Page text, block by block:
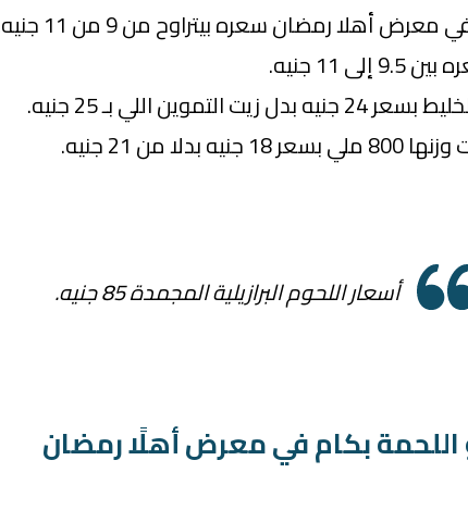
معرض أهلا رمضان سعره بيتراوح من 9 من 11 جنيه.
11 جنيه.
زيت التموين اللي بـ 25 جنيه.
بدلا من 21 جنيه.
أسعار اللحوم البرازيلية المجمدة 85 جنيه.
بكام في معرض أهلًا رمضان